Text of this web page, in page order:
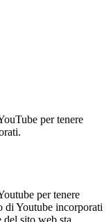
per tenere
per tenere
di Youtube incorporati
del sito web sta